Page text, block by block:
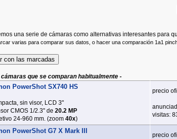
una serie de cámaras como alternativas interesantes para
varias para comparar sus datos, o hacer una comparación 1a1
cámaras que se comparan habitualmente -
PowerShot SX740 HS
sin visor, LCD 3"
CMOS 1/2.3" de 20.2 MP
24-960 mm. (zoom 40x)
precio
visitas:
PowerShot G7 X Mark III
precio